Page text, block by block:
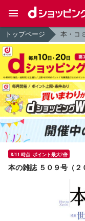
トップページ 本・コ
8/11 時点_ポイント最大2倍
本の雑誌 ５０９号（２